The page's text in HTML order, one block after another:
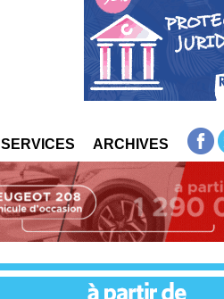
SERVICES ARCHIVES